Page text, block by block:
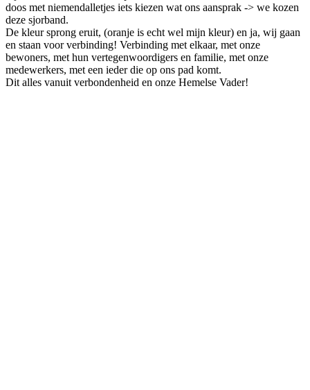
doos met niemendalletjes iets kiezen wat ons aansprak -> we kozen
deze sjorband.
De kleur sprong eruit, (oranje is echt wel mijn kleur) en ja, wij gaan
en staan voor verbinding! Verbinding met elkaar, met onze
bewoners, met hun vertegenwoordigers en familie, met onze
medewerkers, met een ieder die op ons pad komt.
Dit alles vanuit verbondenheid en onze Hemelse Vader!